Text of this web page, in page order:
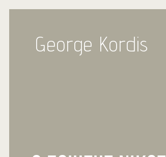
George Kordis